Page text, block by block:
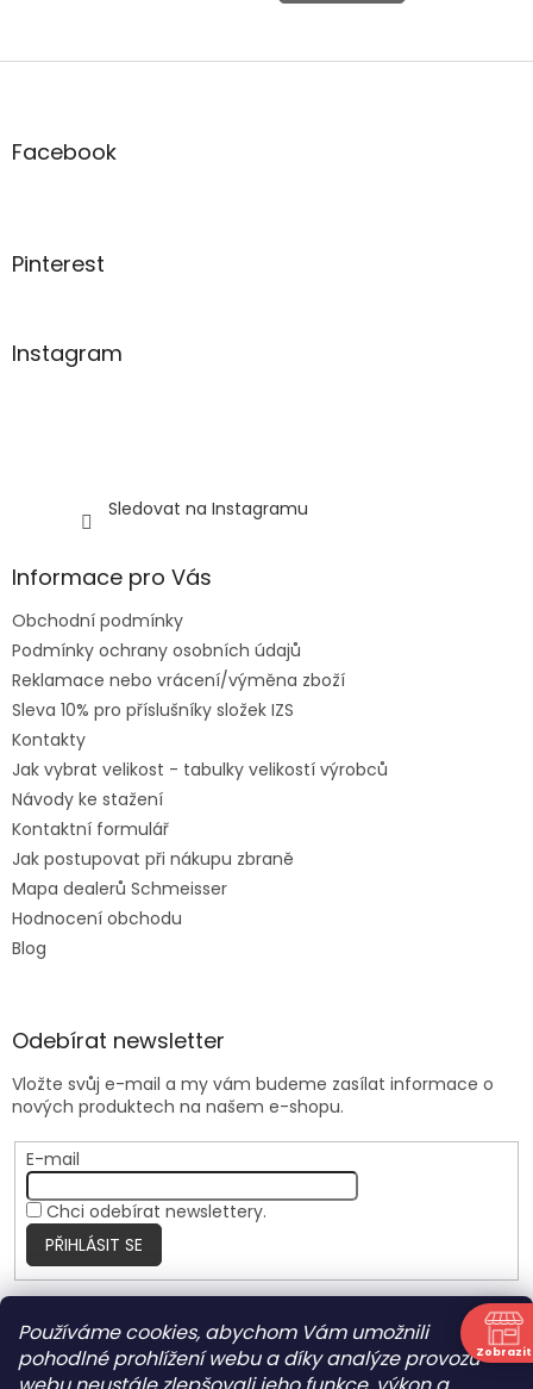
Používáme cookies, abychom Vám umožnili
pohodlné prohlížení webu a díky analýze provozu
Z
aFacebook
Pinterest
Instagram
Sledovat na Instagramu
Informace pro Vás
Obchodní podmínky
Podmínky ochrany osobních údajů
Reklamace nebo vrácení/výměna zboží
Sleva 10% pro příslušníky složek IZS
Kontakty
Jak vybrat velikost - tabulky velikostí výrobců
Návody ke stažení
Kontaktní formulář
Jak postupovat při nákupu zbraně
Mapa dealerů Schmeisser
Hodnocení obchodu
Blog
Odebírat newsletter
Vložte svůj e-mail a my vám budeme zasílat informace o
nových produktech na našem e-shopu.
E-mail
Chci odebírat newslettery.
PŘIHLÁSIT SE
Nite Ize Czech
Zobrazit